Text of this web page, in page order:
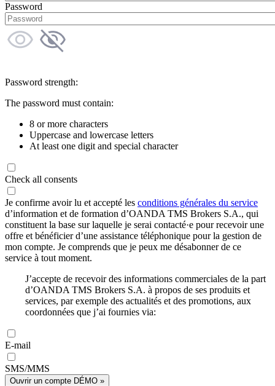
Password
Password strength:
The password must contain:
8 or more characters
Uppercase and lowercase letters
At least one digit and special character
Check all consents
Je confirme avoir lu et accepté les conditions générales du service
d’information et de formation d’OANDA TMS Brokers S.A., qui
constituent la base sur laquelle je serai contacté·e pour recevoir une
offre et bénéficier d’une assistance téléphonique pour la gestion de
mon compte. Je comprends que je peux me désabonner de ce
service à tout moment.
J’accepte de recevoir des informations commerciales de la part
d’OANDA TMS Brokers S.A. à propos de ses produits et
services, par exemple des actualités et des promotions, aux
coordonnées que j’ai fournies via:
E-mail
SMS/MMS
Ouvrir un compte DÉMO »